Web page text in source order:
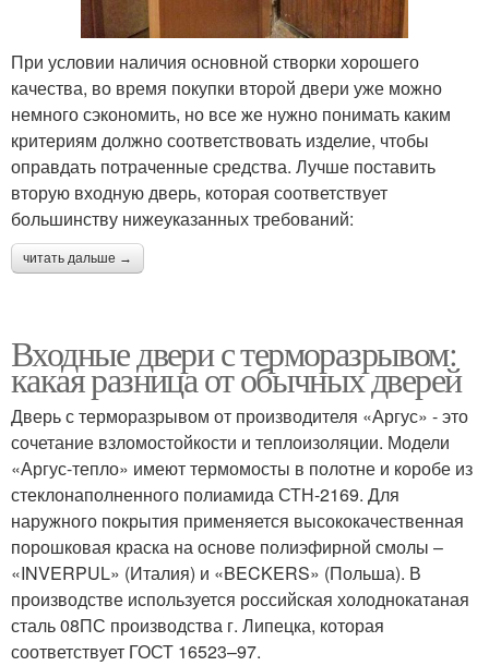
При условии наличия основной створки хорошего
качества, во время покупки второй двери уже можно
немного сэкономить, но все же нужно понимать каким
критериям должно соответствовать изделие, чтобы
оправдать потраченные средства. Лучше поставить
вторую входную дверь, которая соответствует
большинству нижеуказанных требований:
читать дальше →
Входные двери с терморазрывом:
какая разница от обычных дверей
Дверь с терморазрывом от производителя «Аргус» - это
сочетание взломостойкости и теплоизоляции. Модели
«Аргус-тепло» имеют термомосты в полотне и коробе из
стеклонаполненного полиамида СТН-2169. Для
наружного покрытия применяется высококачественная
порошковая краска на основе полиэфирной смолы –
«INVERPUL» (Италия) и «BECKERS» (Польша). В
производстве используется российская холоднокатаная
сталь 08ПС производства г. Липецка, которая
соответствует ГОСТ 16523–97.